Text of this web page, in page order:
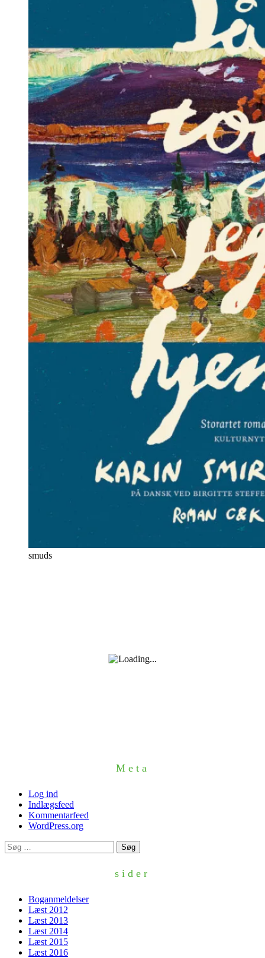
smuds
Meta
Log ind
Indlægsfeed
Kommentarfeed
WordPress.org
Søg
efter:
sider
Boganmeldelser
Læst 2012
Læst 2013
Læst 2014
Læst 2015
Læst 2016